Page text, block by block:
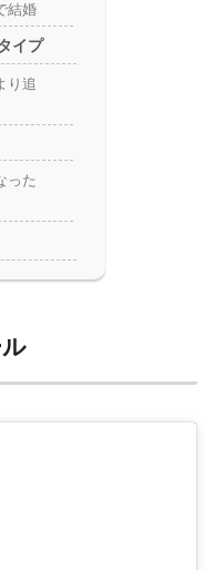
結婚
イプ
り追
った